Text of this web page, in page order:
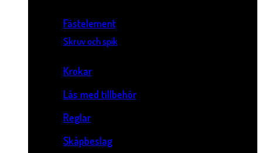
Fästelement
Skruv och spik
Krokar
Lås med tillbehör
Reglar
Skåpbeslag